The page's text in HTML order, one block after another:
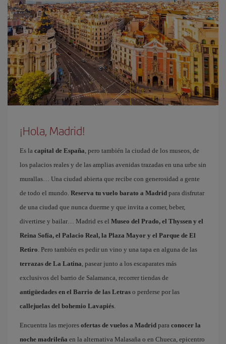
¡Hola, Madrid!
Es la capital de España, pero también la ciudad de los museos, de
los palacios reales y de las amplias avenidas trazadas en una urbe sin
murallas… Una ciudad abierta que recibe con generosidad a gente
de todo el mundo. Reserva tu vuelo barato a Madrid para disfrutar
de una ciudad que nunca duerme y que invita a comer, beber,
divertirse y bailar… Madrid es el Museo del Prado, el Thyssen y el
Reina Sofía, el Palacio Real, la Plaza Mayor y el Parque de El
Retiro. Pero también es pedir un vino y una tapa en alguna de las
terrazas de La Latina, pasear junto a los escaparates más
exclusivos del barrio de Salamanca, recorrer tiendas de
antigüedades en el Barrio de las Letras o perderse por las
callejuelas del bohemio Lavapiés.
Encuentra las mejores ofertas de vuelos a Madrid para conocer la
noche madrileña en la alternativa Malasaña o en Chueca, epicentro